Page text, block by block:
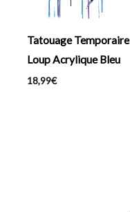
Tatouage Temporaire
Loup Acrylique Bleu
18,99€